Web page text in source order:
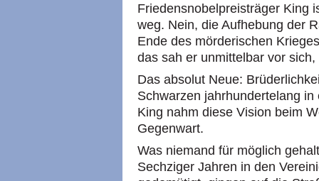
Friedensnobelpreisträger King
weg. Nein, die Aufhebung der
Ende des mörderischen
das sah er unmittelbar vor
Das absolut Neue:
Schwarzen jahrhundertelang
King nahm diese Vision beim
Gegenwart.
Was niemand für möglich
Sechziger Jahren in den